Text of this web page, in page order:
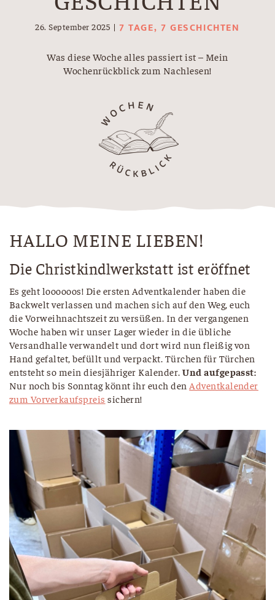
26. September 2025 7 TAGE, 7 GESCHICHTEN
Was diese Woche alles passiert ist – Mein
Wochenrückblick zum Nachlesen!
HALLO MEINE LIEBEN!
Die Christkindlwerkstatt ist eröffnet
Es geht loooooos! Die ersten Adventkalender haben die
Backwelt verlassen und machen sich auf den Weg, euch
die Vorweihnachtszeit zu versüßen. In der vergangenen
Woche haben wir unser Lager wieder in die übliche
Versandhalle verwandelt und dort wird nun fleißig von
Hand gefaltet, befüllt und verpackt. Türchen für Türchen
entsteht so mein diesjähriger Kalender.Und aufgepasst:
Nur noch bis Sonntag könnt ihr euch den Adventkalender
zum Vorverkaufspreis sichern!